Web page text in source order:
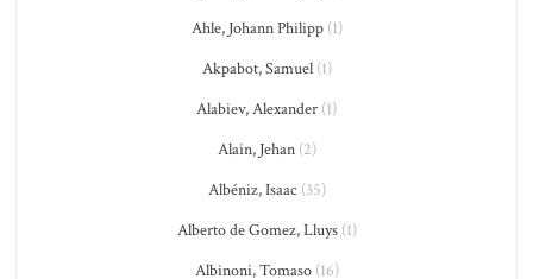
Ahle, Johann Philipp(1)
Akpabot, Samuel(1)
Alabiev, Alexander (1)
Alain, Jehan(2)
Albéniz, Isaac (35)
Alberto de Gomez, Lluys(1)
Albinoni, Tomaso(16)